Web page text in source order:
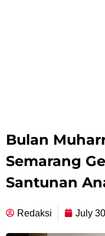
Bulan
Semarang
Santunan
Redaksi July